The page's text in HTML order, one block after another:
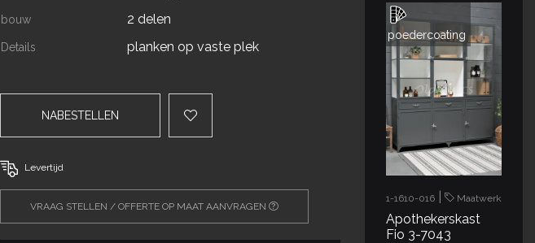
bouw 2 delen
Details planken op vaste plek
NABESTELLEN
Levertijd
VRAAG STELLEN / OFFERTE OP MAAT AANVRAGEN
poedercoating
1-1610-016 Maatwerk
Apothekerskast
Fio 3-7043